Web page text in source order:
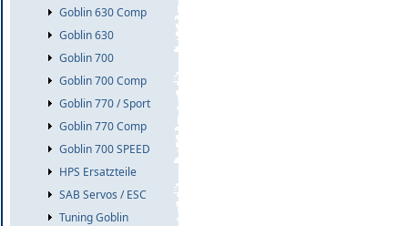
Goblin 630 Comp
Goblin 630
Goblin 700
Goblin 700 Comp
Goblin 770 / Sport
Goblin 770 Comp
Goblin 700 SPEED
HPS Ersatzteile
SAB Servos / ESC
Tuning Goblin